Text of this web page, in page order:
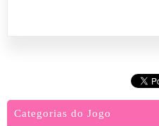
Categorias do Jogo